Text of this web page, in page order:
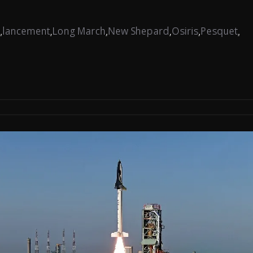
,lancement,Long March,New Shepard,Osiris,Pesquet,